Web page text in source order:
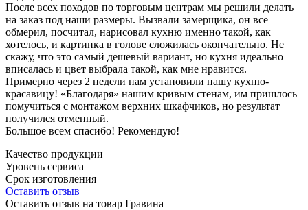
После всех походов по торговым центрам мы решили делать
на заказ под наши размеры. Вызвали замерщика, он все
обмерил, посчитал, нарисовал кухню именно такой, как
хотелось, и картинка в голове сложилась окончательно. Не
скажу, что это самый дешевый вариант, но кухня идеально
вписалась и цвет выбрала такой, как мне нравится.
Примерно через 2 недели нам установили нашу кухню-
красавицу! «Благодаря» нашим кривым стенам, им пришлось
помучиться с монтажом верхних шкафчиков, но результат
получился отменный.
Большое всем спасибо! Рекомендую!
Качество продукции
Уровень сервиса
Срок изготовления
Оставить отзыв
Оставить отзыв на товар Гравина